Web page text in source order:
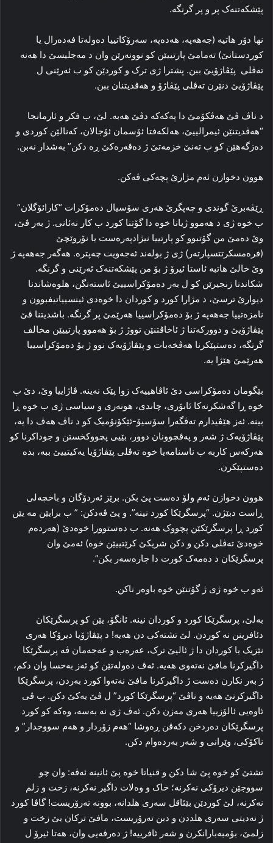
پێشکه‌تنه‌ک پر و پر گرنگه‌.
نها دۆر هاتیه‌ (جەھەپە، هەدەپە، سه‌رۆکاتییا ده‌وله‌تا فه‌ده‌رال یا
کوردستانێ) ته‌مامێ پارتییێن کو نوونه‌رێن وان د مه‌جلیسێ دا‌ هه‌نه‌
ته‌ڤلی پێڤاژۆیێ ببن. پشترا ژی ترک و کوردێن کو ب ئه‌رێنی ل
پێڤاژۆیێ دنێرن ته‌ڤلی پێڤاژۆ و هه‌ڤدیتنان ببن.
د ناڤ ڤێ هه‌ڤکۆمێ دا پەکەکە دڤێ هه‌به‌. لێ، ب فکر و ئارمانجا
“هه‌ڤدیتنێن ئیمرالییێ، هه‌لکه‌فتا ئۆسمان ئۆجالان، كەنالێن کوردی و
ده‌زگه‌هێن کو ب ته‌نێ خزمه‌تێ ژ ده‌ڤه‌ره‌کێ ڕه‌ دکن” به‌شدار نه‌بن‌.
هوون دخوازن ئه‌م مژارێ پچه‌کی ڤه‌کن.
ڕێڤه‌برێ گوندی و چه‌پگرێ هه‌ری سۆسیال ده‌مۆکرات “کارائۆگلان”
ب خوه‌ ژی د هه‌موو ژیانا خوه‌ دا گۆتنا کورد ب کار نه‌ئانی. ژ به‌ر ڤێ،
وێ ده‌مێ من گۆتبوو کو پارتییا نیژادپه‌ره‌ست یا نۆروێچێ
(فره‌مسکرتتسپارته‌ر) ژی ژ بوله‌ند ئه‌جه‌ویت چه‌پتره‌. هه‌گه‌ر جەھەپە ژ
وێ خالێ هاتبه‌ ئاستا ئیرۆ ژ بۆ من پێشکه‌تنه‌ک ئه‌رێنی و گرنگه‌.
شکاندنا زنجیرێن کو ل به‌ر ده‌مۆکراسییێ ئاسته‌نگن، هلوه‌شاندنا
دیوارێ ترسێ، د مژارا کورد و کوردان دا‌ خوه‌دی ئینسییاتیفبوون و
نامزه‌تییا جەھەپە ژ بۆ ده‌مۆکراسییا هه‌رێمێ پر گرنگه‌. باشدیتنا ڤێ
پێڤاژۆیێ و دوورکه‌تنا ژ ئاخاڤتنێن تووژ ژ بۆ هه‌موو پارتییێن مخالف
گرنگه‌، ده‌ستپێکرنا هه‌ڤخه‌بات و پێڤاژۆیه‌ک نوو ژ بۆ ده‌مۆکراسییا
هه‌رێمێ هێژا یه‌.
بێگومان ده‌مۆکراسی دێ ئاڤاهییه‌ک زوا پێک نه‌ینه‌. ڤاژاییا وێ، دێ ب
خوه‌ ڕا گه‌شکرنه‌کا ئابۆری، چاندی، هونه‌ری و سیاسی ژی ب خوه‌ ڕا
بینه‌. ئه‌ز هێڤیدارم ته‌ڤگه‌را سۆسیۆ-ئێکۆنۆمیک کو د ناڤ هه‌ڤ دا‌ یه‌،
پێڤاژۆیه‌ک ژ شه‌ر و په‌ڤچوونان دوور، بێیی پچووکخستن و جوداکرنا کو
هه‌رکه‌س کاربه‌ ب ناسنامه‌یا خوه‌ ته‌ڤلی پێڤاژۆیا یه‌کیتییێ ببه‌، بده‌
ده‌ستپێکرن.
هوون دخوازن ئه‌م ولۆ ده‌ست پێ بکن. برێز ئه‌ردۆگان و باخچه‌لی
ڕاست دبێژن. “پرسگرێکا کورد نینە”. و پێ ڤه‌دکن: ” ب برایێن مه‌ یێن
کورد ڕا‌ پرسگرێکێن پچووک هه‌نه‌. ب ده‌ستوورا خوه‌دێ (هه‌رده‌م
خوه‌دێ ته‌ڤلی دکن و دکن شریکێ کرێتییێن خوه‌) ئه‌مێ وان
پرسگرێکان د ده‌مه‌ک کورت دا‌ چاره‌سه‌ر بکن”.
ئه‌و ب خوه‌ ژی ژ گۆتنێن خوه‌ باوه‌ر ناکن.
به‌لێ، پرسگرێکا کورد و کوردان نینە. ئانگۆ، یێن کو پرسگرێکان
دئافرینن نه‌ کوردن. لێ تشته‌کی دن هه‌یه‌! د پێڤاژۆیا دیرۆکا هه‌ری
نێزیک یا کوردان دا ژ ئالیێ ترک، عه‌ره‌ب و عه‌جه‌مان ڤه‌ پرسگرێکا
داگیرکرنا مافێ نه‌ته‌وی هه‌یه‌. ئه‌ڤ ده‌وله‌تێن کو ئه‌ز به‌حسا وان دکم،
ژ به‌ر نکارن ده‌ست ژ داگیرکرنا مافێ نه‌ته‌وا کورد بەردن، پرسگرێکا
داگیرکرنێ هه‌یه‌ و ناڤێ “پرسگرێکا کورد” ل ڤێ یه‌کێ دکن. ب ڤی
ئاوه‌یی ئالۆزییا هه‌ری مه‌زن دکن. ئه‌ڤ ژی نه‌ به‌سه‌، وه‌که‌ کو کورد
پرسگرێکان ده‌ردخن دکه‌ڤن ڕه‌وشا “هه‌م زۆردار و هه‌م سووجدار” و
ناکۆکی، وێرانی و شه‌ر به‌رده‌وام دکن.
تشتێ کو خوه‌ پێ شا دکن و قنیاتا خوه‌ پێ ئانینه‌ ئه‌ڤه‌: وان چو
سووجێن دیرۆکی نه‌کرنه‌؛ خاک و وه‌لات داگیر نه‌کرنه‌، زخت و زلم
نه‌کرنه‌، لێ کوردێن بێئاقل سه‌ری هلدانه‌، بوونه‌ ته‌رۆریست! گاڤا کورد
ژ نه‌دیتی سه‌ری هلددن و دبن ته‌رۆریست، مافێ ترکان یێ زخت و
زلمێ، بۆمبه‌بارانکرن و شه‌ر ئافرییه‌! ژ ده‌رڤه‌یی وان، هه‌تا ئیرۆ ل